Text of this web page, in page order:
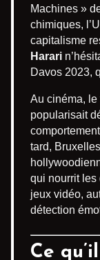
Machines »
chimiques,
capitalisme
Harari
Davos 2023,
Au cinéma, le
popularisait
tard,
qui nourrit les
jeux vidéo,
détection
Ce